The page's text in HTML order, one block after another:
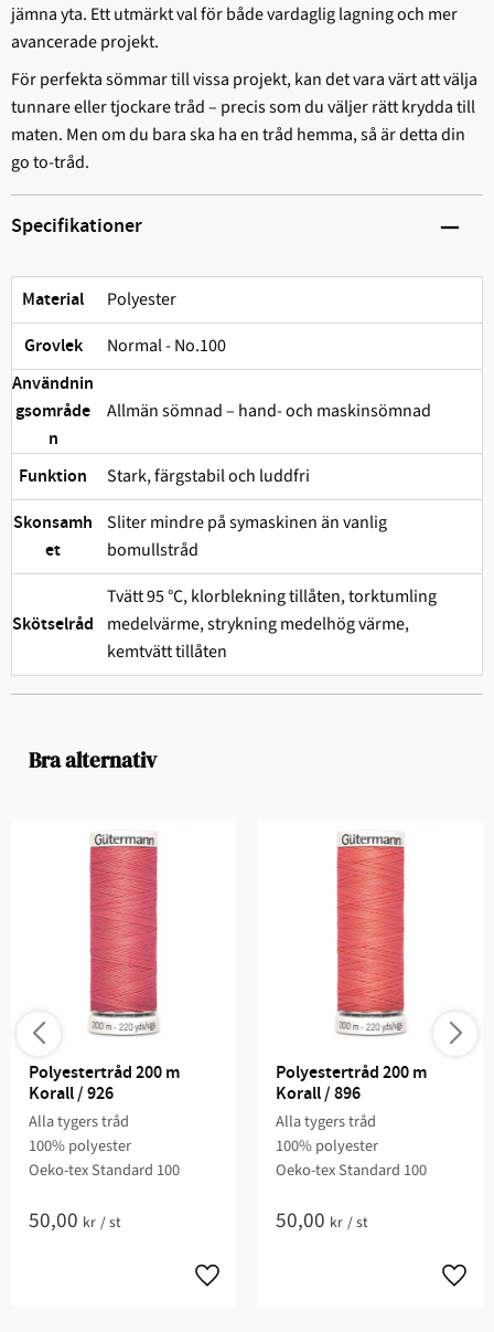
jämna yta. Ett utmärkt val för både vardaglig lagning och mer
avancerade projekt.
För perfekta sömmar till vissa projekt, kan det vara värt att välja
tunnare eller tjockare tråd – precis som du väljer rätt krydda till
maten. Men om du bara ska ha en tråd hemma, så är detta din
go to-tråd.
Specifikationer
Material Polyester
Grovlek Normal - No.100
Användnin
gsområde
n
Allmän sömnad – hand- och maskinsömnad
Funktion Stark, färgstabil och ludd­fri
Skonsamh
et
Sliter mindre på symaskinen än vanlig
bomullstråd
Skötselråd
Tvätt 95 °C, klorblekning tillåten, torktumling
medelvärme, strykning medelhög värme,
kemtvätt tillåten
Bra alternativ
Polyestertråd 200 m
Korall / 926
Alla tygers tråd
100% polyester
Oeko-tex Standard 100
50,00 kr /st
Polyestertråd 200 m
Korall / 896
Alla tygers tråd
100% polyester
Oeko-tex Standard 100
50,00 kr /st